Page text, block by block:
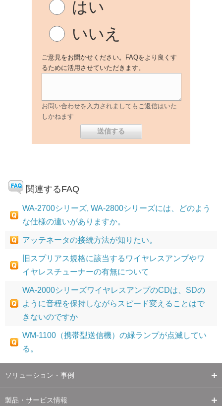
はい
いいえ
ご意見をお聞かせください。FAQをより良くす
るために活用させていただきます。
お問い合わせを入力されましてもご返信はいた
しかねます
関連するFAQ
WA-2700シリーズ, WA-2800シリーズには、どのよう
な仕様の違いがありますか。
アッテネータの接続方法が知りたい。
旧スプリアス規格に該当するワイヤレスアンプやワ
イヤレスチューナーの有無について
WA-2000シリーズワイヤレスアンプのCDは、SDの
ように音程を保持しながらスピード変えることはで
きないのですか
WM-1100（携帯型送信機）の緑ランプが点滅してい
る。
ソリューション・事例
製品・サービス情報